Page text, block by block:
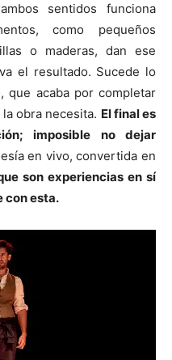
sentidos funciona
como pequeños
o maderas, dan ese
el resultado. Sucede lo
que acaba por completar
obra necesita. El final es
imposible no dejar
en vivo, convertida en
son experiencias en sí
con esta.